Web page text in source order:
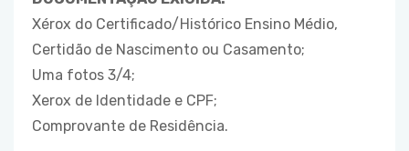
Xérox do Certificado/Histórico Ensino Médio,
Certidão de Nascimento ou Casamento;
Uma fotos 3/4;
Xerox de Identidade e CPF;
Comprovante de Residência.